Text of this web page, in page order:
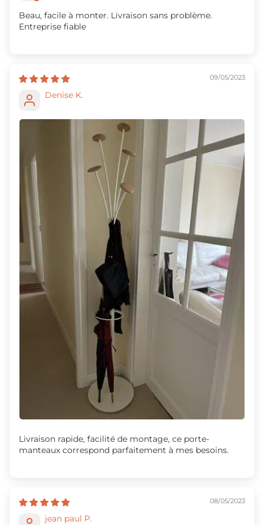
Beau, facile à monter. Livraison sans problème.
Entreprise fiable
09/05/2023
Denise K.
Livraison rapide, facilité de montage, ce porte-
manteaux correspond parfaitement à mes besoins.
08/05/2023
jean paul P.